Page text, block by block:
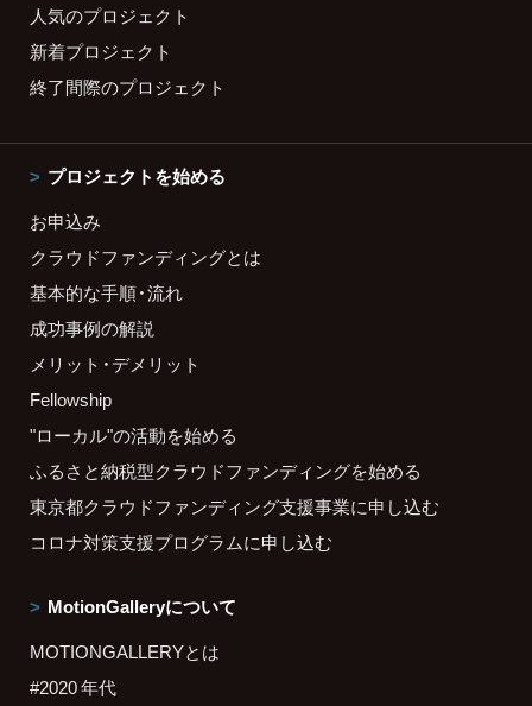
人気のプロジェクト
新着プロジェクト
終了間際のプロジェクト
プロジェクトを始める
お申込み
クラウドファンディングとは
基本的な手順・流れ
成功事例の解説
メリット・デメリット
Fellowship
"ローカル"の活動を始める
ふるさと納税型クラウドファンディングを始める
東京都クラウドファンディング支援事業に申し込む
コロナ対策支援プログラムに申し込む
MotionGalleryについて
MOTIONGALLERYとは
#2020 年代